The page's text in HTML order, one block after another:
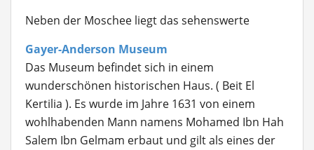
Neben der Moschee liegt das sehenswerte
Gayer-Anderson Museum
Das Museum befindet sich in einem
wunderschönen historischen Haus. ( Beit El
Kertilia ). Es wurde im Jahre 1631 von einem
wohlhabenden Mann namens Mohamed Ibn Hah
Salem Ibn Gelmam erbaut und gilt als eines der